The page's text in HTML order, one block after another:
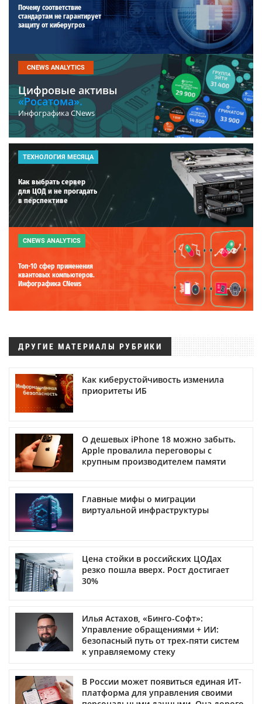
Почему соответствие
стандартам не гарантирует
защиту от киберугроз
CNEWS ANALYTICS
Цифровые активы
«Росатома».
Инфографика CNews
ТЕХНОЛОГИЯ МЕСЯЦА
Как выбрать сервер
для ЦОД и не прогадать
в перспективе
CNEWS ANALYTICS
Топ-10 сфер применения
квантовых компьютеров.
Инфографика CNews
ДРУГИЕ МАТЕРИАЛЫ РУБРИКИ
Как киберустойчивость изменила
приоритеты ИБ
О дешевых iPhone 18 можно забыть.
Apple провалила переговоры с
крупным производителем памяти
Главные мифы о миграции
виртуальной инфраструктуры
Цена стойки в российских ЦОДах
резко пошла вверх. Рост достигает
30%
Илья Астахов, «Бинго-Софт»:
Управление обращениями + ИИ:
безопасный путь от трех‑пяти систем
к управляемому стеку
В России может появиться единая ИТ-
платформа для управления своими